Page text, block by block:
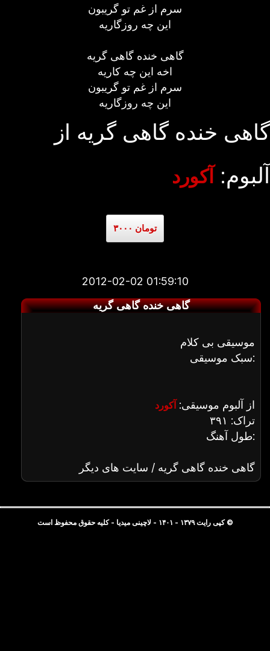
سرم از غم تو گریبون
این چه روزگاریه
گاهی خنده گاهی گریه
اخه این چه کاریه
سرم از غم تو گریبون
این چه روزگاریه
گاهی خنده گاهی گریه از
آلبوم: آکورد
۳۰۰۰ تومان
2012-02-02 01:59:10
گاهی خنده گاهی گریه
موسیقی بی کلام
سبک موسیقی:
از آلبوم موسیقی: آکورد
تراک: ۳۹۱
طول آهنگ:
گاهی خنده گاهی گریه / سایت های دیگر
© کپی رایت ۱۳۷۹ - ۱۴۰۱ - لاچینی میدیا - کلیه حقوق محفوظ است